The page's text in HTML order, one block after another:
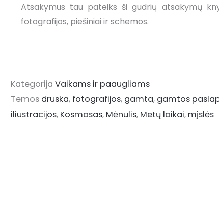
Atsakymus tau pateiks ši gudrių atsakymų
fotografijos, piešiniai ir schemos.
Kategorija Vaikams ir paaugliams
Temos druska, fotografijos, gamta, gamtos
iliustracijos, Kosmosas, Mėnulis, Metų laikai, mįslės